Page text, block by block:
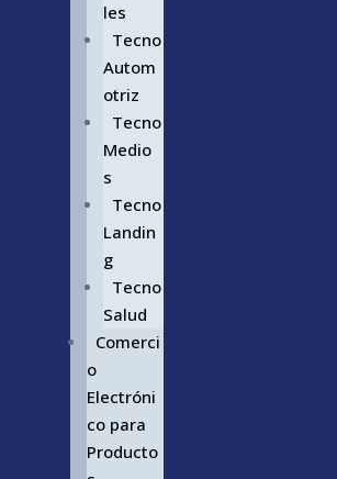
les
Tecno
Autom
otriz
Tecno
Medio
s
Tecno
Landin
g
Tecno
Salud
Comerci
o
Electróni
co para
Producto